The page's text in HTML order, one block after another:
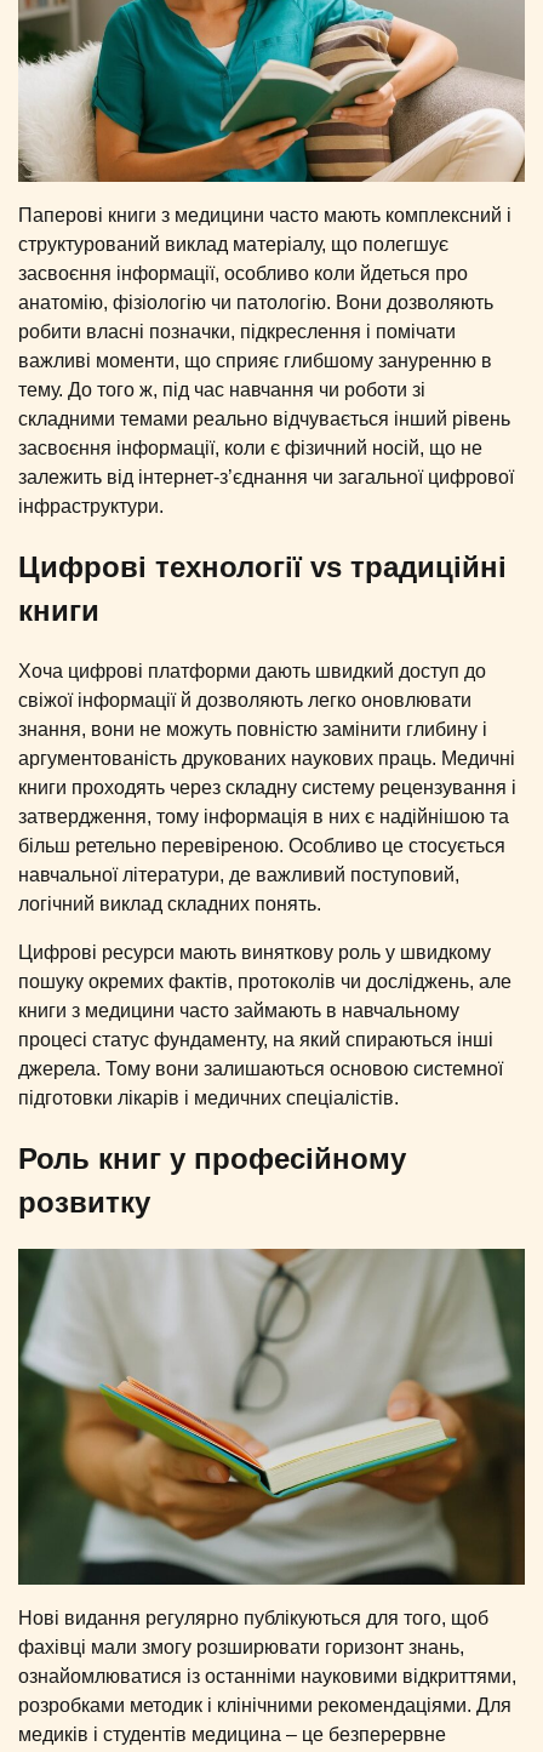
Паперові книги з медицини часто мають комплексний і
структурований виклад матеріалу, що полегшує
засвоєння інформації, особливо коли йдеться про
анатомію, фізіологію чи патологію. Вони дозволяють
робити власні позначки, підкреслення і помічати
важливі моменти, що сприяє глибшому зануренню в
тему. До того ж, під час навчання чи роботи зі
складними темами реально відчувається інший рівень
засвоєння інформації, коли є фізичний носій, що не
залежить від інтернет-з’єднання чи загальної цифрової
інфраструктури.
Цифрові технології vs традиційні
книги
Хоча цифрові платформи дають швидкий доступ до
свіжої інформації й дозволяють легко оновлювати
знання, вони не можуть повністю замінити глибину і
аргументованість друкованих наукових праць. Медичні
книги проходять через складну систему рецензування і
затвердження, тому інформація в них є надійнішою та
більш ретельно перевіреною. Особливо це стосується
навчальної літератури, де важливий поступовий,
логічний виклад складних понять.
Цифрові ресурси мають виняткову роль у швидкому
пошуку окремих фактів, протоколів чи досліджень, але
книги з медицини часто займають в навчальному
процесі статус фундаменту, на який спираються інші
джерела. Тому вони залишаються основою системної
підготовки лікарів і медичних спеціалістів.
Роль книг у професійному
розвитку
Нові видання регулярно публікуються для того, щоб
фахівці мали змогу розширювати горизонт знань,
ознайомлюватися із останніми науковими відкриттями,
розробками методик і клінічними рекомендаціями. Для
медиків і студентів медицина – це безперервне